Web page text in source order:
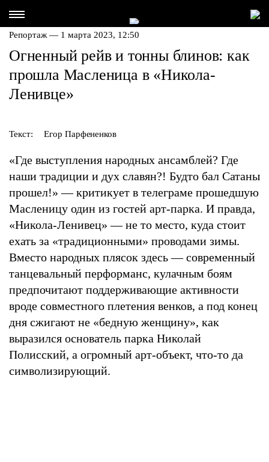
Репортаж — 1 марта 2023, 12:50
Огненный рейв и тонны блинов: как
прошла Масленица в «Никола-
Ленивце»
Текст: Егор Парфененков
«Где выступления народных ансамблей? Где
наши традиции и дух славян?! Будто бал Сатаны
прошел!» — критикует в телеграме прошедшую
Масленицу один из гостей арт-парка. И правда,
«Никола-Ленивец» — не то место, куда стоит
ехать за «традиционными» проводами зимы.
Вместо народных плясок здесь — современный
танцевальный перформанс, кулачным боям
предпочитают поддерживающие активности
вроде совместного плетения венков, а под конец
дня сжигают не «бедную женщину», как
выразился основатель парка Николай
Полисский, а огромный арт-объект, что-то да
символизирующий.